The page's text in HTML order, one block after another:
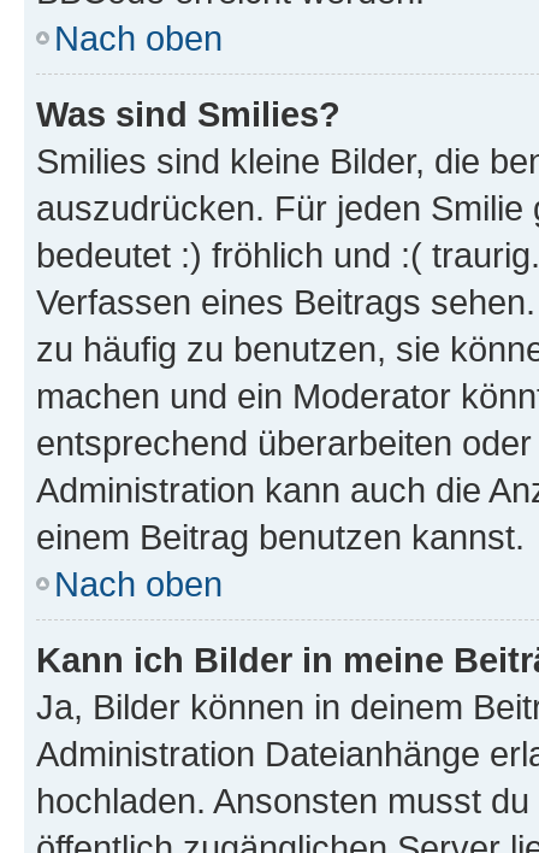
Nach oben
Was sind Smilies?
Smilies sind kleine Bilder, die
auszudrücken. Für jeden
bedeutet :) fröhlich und :(
Verfassen eines Beitrags
zu häufig zu benutzen, sie
machen und ein Moderator
entsprechend überarbeiten
Administration kann auch die
einem Beitrag benutzen kannst.
Nach oben
Kann ich Bilder in meine
Ja, Bilder können in deinem
Administration Dateianhänge
hochladen. Ansonsten musst